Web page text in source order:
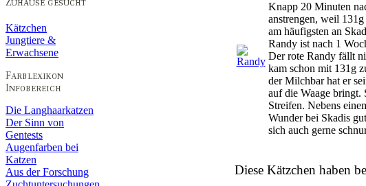
Kätzchen
Jungtiere &
Erwachsene
Die Langhaarkatzen
Der Sinn von
Gentests
Augenfarben bei
Katzen
Aus der Forschung
Knapp 20 Minuten
anstrengen, weil
am häufigsten an
Randy ist nach 1
Der rote Randy fällt
kam schon mit 131g
der Milchbar hat er
auf die Waage bringt.
Streifen. Nebens
Wunder bei Skadis
sich auch gerne
Diese Kätzchen haben